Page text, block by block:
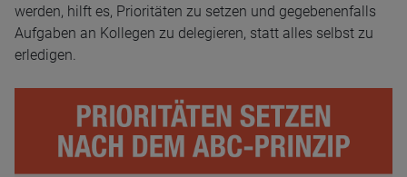
werden, hilft es, Prioritäten zu setzen und gegebenenfalls
Aufgaben an Kollegen zu delegieren, statt alles selbst zu
erledigen.